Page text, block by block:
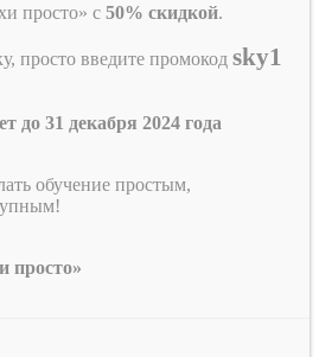
просто» с 50% скидкой.
просто введите промокод sky1
до 31 декабря 2024 года
обучение простым,
просто»